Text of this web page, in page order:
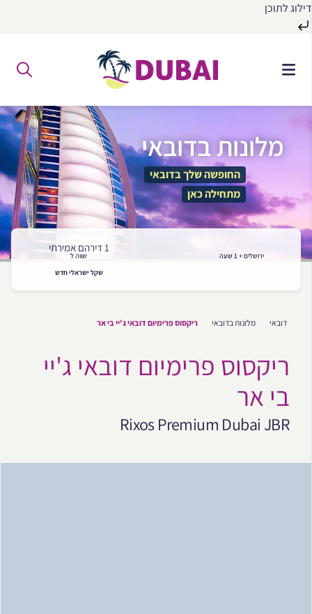
דילוג לתוכן
התוכן
מלונות בדובאי
החופשה שלך בדובאי
מתחילה כאן
ירושלים + 1 שעה
1 דירהם אמירתי
שווה ל
שקל ישראלי חדש
דובאי מלונות בדובאי ריקסוס פרימיום דובאי ג'יי בי אר
ריקסוס פרימיום דובאי ג'יי
בי אר
Rixos Premium Dubai JBR